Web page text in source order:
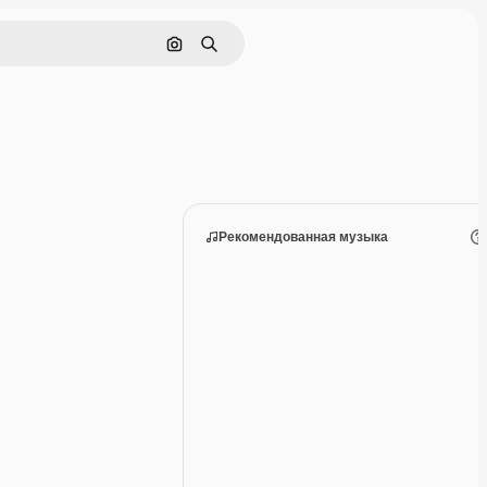
Поиск по изображению
Поиск
Рекомендованная музыка